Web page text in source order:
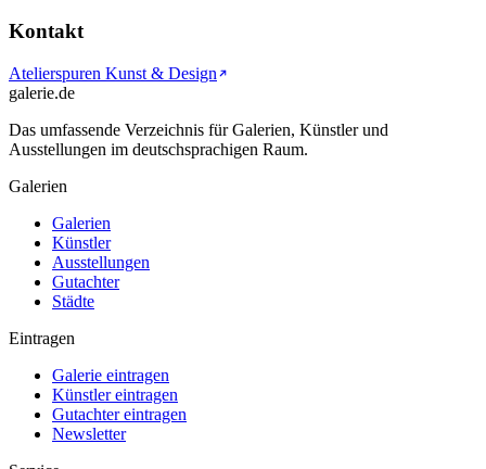
Kontakt
Atelierspuren Kunst & Design
galerie.de
Das umfassende Verzeichnis für Galerien, Künstler und
Ausstellungen im deutschsprachigen Raum.
Galerien
Galerien
Künstler
Ausstellungen
Gutachter
Städte
Eintragen
Galerie eintragen
Künstler eintragen
Gutachter eintragen
Newsletter